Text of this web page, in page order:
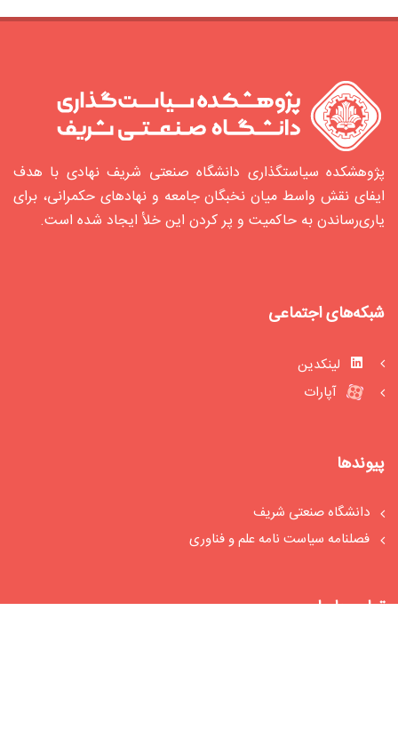
پژوهشکده سیاستگذاری دانشگاه صنعتی شریف نهادی با هدف
ایفای نقش واسط میان نخبگان جامعه و نهادهای حکمرانی، برای
یاری‌رساندن به حاکمیت و پر کردن این خلأ ایجاد شده‌ است.
شبکه‌های اجتماعی
لینکدین
آپارات
پیوندها
دانشگاه صنعتی شریف
فصلنامه سیاست‏ نامه علم و فناوری
تماس با ما